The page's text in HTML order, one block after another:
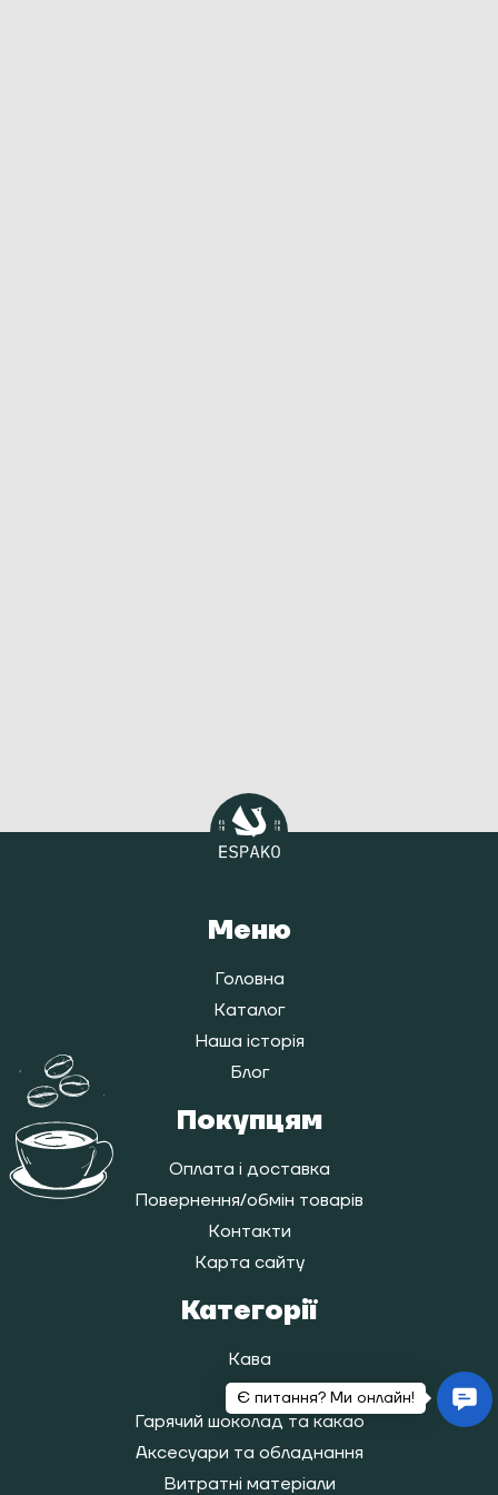
Меню
Головна
Каталог
Наша історія
Блог
Покупцям
Оплата і доставка
Повернення/обмін товарів
Контакти
Карта сайту
Категорії
Кава
Чай
Гарячий шоколад та какао
Аксесуари та обладнання
Витратні матеріали